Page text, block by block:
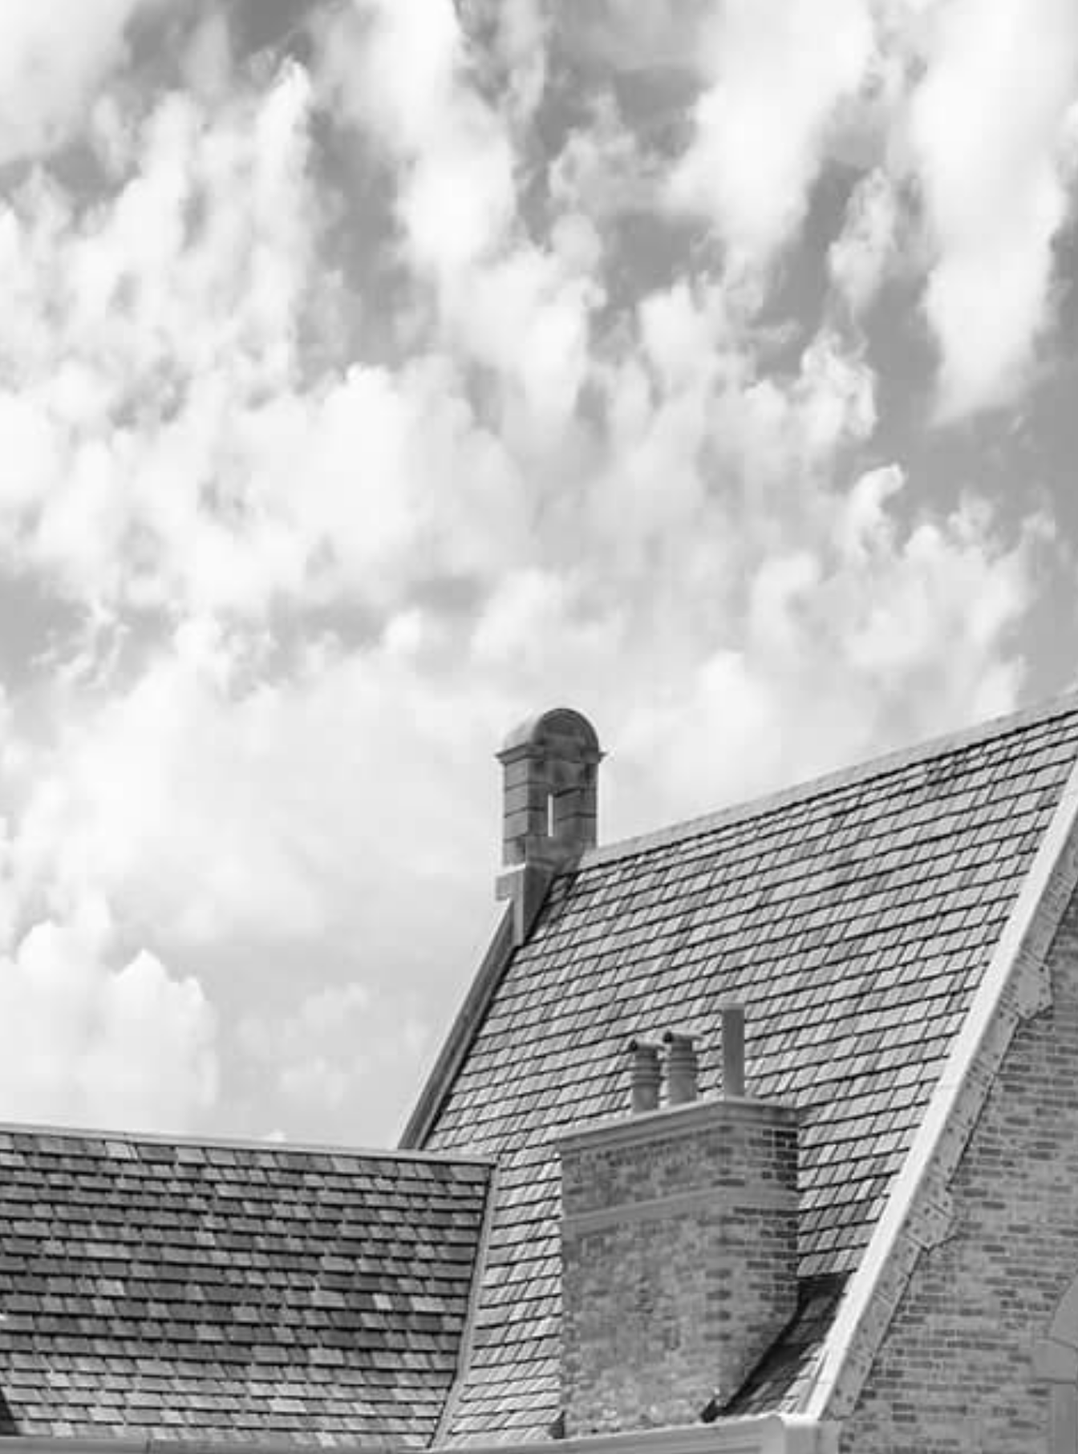
ゲストが入場し、
会場が少し静かになった入場前の時間。
新郎新婦で顔を見合わせる
深呼吸する一瞬
「緊張感」と「これから始まるワクワク」が写る、
記録以上の一枚になることが多いシーンです。
1位
挙式後のガーデン × 自然光
やはり不動の1位はここ。
挙式を終えた直後のガーデンは、
緊張がほどけた自然な笑顔
ゲストの祝福に包まれた空気感
建物と緑のコントラスト
がすべてそろいます。
特にエスプリ・ド・ナチュールは
建物に反射するやわらかい自然光が特徴的で、
逆光気味に撮っても
ふんわりとした写真に仕上がります。
「写真が苦手…」という新郎新婦でも
この時間帯は本当にいい表情になります。
エスプリ・ド・ナチュールでは、
特別なポーズや演出をしなくても
どの時間帯かどんな光が入っているか
で写真の印象が大きく変わります。